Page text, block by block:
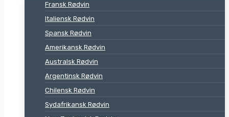
Fransk Rødvin
Italiensk Rødvin
Spansk Rødvin
Amerikansk Rødvin
Australsk Rødvin
Argentinsk Rødvin
Chilensk Rødvin
Sydafrikansk Rødvin